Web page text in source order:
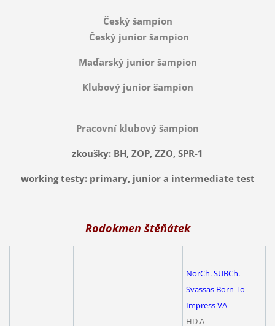
Český šampion
Český junior šampion
Maďarský junior šampion
Klubový junior šampion
Pracovní klubový šampion
zkoušky: BH, ZOP, ZZO, SPR-1
working testy: primary, junior a intermediate test
Rodokmen štěňátek
NorCh. SUBCh.
Svassas Born To
Impress VA
HD A